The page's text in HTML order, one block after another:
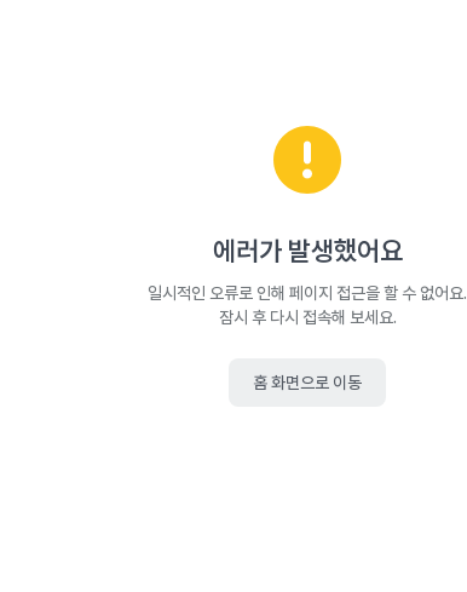
에러가 발생했어요
일시적인 오류로 인해 페이지 접근을 할 수 없어요.
잠시 후 다시 접속해 보세요.
홈 화면으로 이동